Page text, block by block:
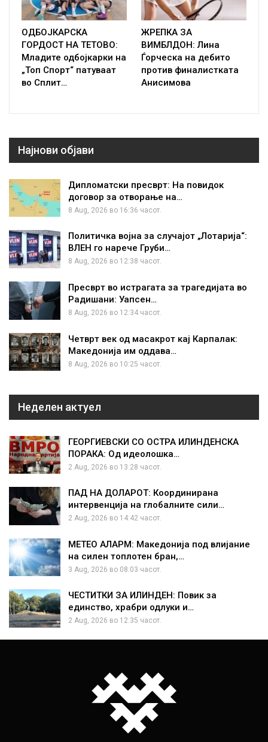
ОДБОЈКАРСКА
ГОРДОСТ НА ТЕТОВО:
Младите одбојкарки на
„Топ Спорт“ патуваат
во Сплит…
ЖРЕПКА ЗА
ВИМБЛДОН: Лина
Ѓорческа на дебито
против финалистката
Анисимова
Најнови објави
Дипломатски пресврт: На повидок
договор за отворање на…
8 Aug, 2026 во 16:36 часот.
Политичка војна за случајот „Лотарија“:
ВЛЕН го нарече Груби…
8 Aug, 2026 во 12:38 часот.
Пресврт во истрагата за трагедијата во
Радишани: Уапсен…
8 Aug, 2026 во 12:34 часот.
Четврт век од масакрот кај Карпалак:
Македонија им оддава…
8 Aug, 2026 во 10:25 часот.
Неделен актуел
ГЕОРГИЕВСКИ СО ОСТРА ИЛИНДЕНСКА
ПОРАКА: Од идеолошка…
2 Aug, 2026 во 13:28 часот.
ПАД НА ДОЛАРОТ: Координирана
интервенција на глобалните сили…
2 Aug, 2026 во 14:42 часот.
МЕТЕО АЛАРМ: Македонија под влијание
на силен топлотен бран,…
3 Aug, 2026 во 08:03 часот.
ЧЕСТИТКИ ЗА ИЛИНДЕН: Повик за
единство, храбри одлуки и…
2 Aug, 2026 во 12:35 часот.